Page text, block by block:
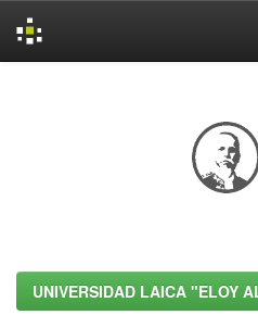
UNIVERSIDAD LAICA "ELOY